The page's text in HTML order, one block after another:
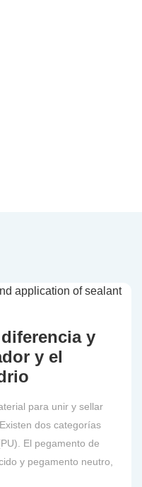
y
y el
para unir y sellar
dos categorías
El pegamento de
y pegamento neutro,